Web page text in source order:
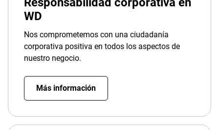
WD
Nos comprometemos con una ciudadanía
corporativa positiva en todos los aspectos de
nuestro negocio.
Más información